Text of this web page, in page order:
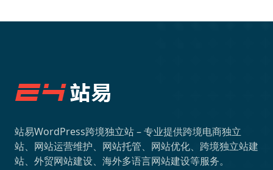
站易WordPress跨境独立站 – 专业提供跨境电商独立
站、网站运营维护、网站托管、网站优化、跨境独立站建
站、外贸网站建设、海外多语言网站建设等服务。